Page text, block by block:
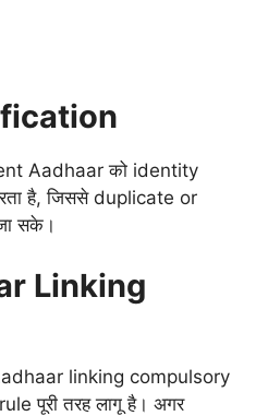
Aadhaar को identity
है, जिससे duplicate or
सके।
Linking
linking compulsory
पूरी तरह लागू है। अगर